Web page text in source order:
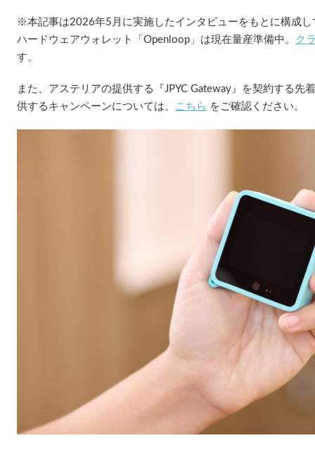
※本記事は2026年5月に実施したインタビューをもとに構成
ハードウェアウォレット「Openloop」は現在量産準備中。
ク
す。
また、アステリアの提供する『JPYC Gateway』を契約する先
供するキャンペーンについては、
こちら をご確認ください。